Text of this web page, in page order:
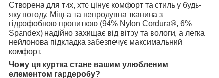
Створена для тих, хто цінує комфорт та стиль у будь-
яку погоду. Міцна та непродувна тканина з
гідрофобною пропиткою (94% Nylon Cordura®, 6%
Spandex) надійно захищає від вітру та вологи, а легка
нейлонова підкладка забезпечує максимальний
комфорт.
Чому ця куртка стане вашим улюбленим
елементом гардеробу?